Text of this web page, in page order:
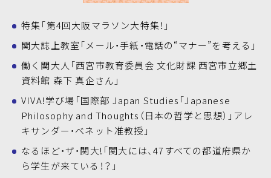
特集「第4回大阪マラソン大特集！」
関大誌上教室「メール・手紙・電話の“マナー”を考える」
働く関大人「西宮市教育委員会 文化財課 西宮市立郷土
資料館 森下 真企さん」
VIVA!学び場「国際部 Japan Studies「Japanese
Philosophy and Thoughts（日本の哲学と思想）」アレ
キサンダー・ベネット准教授」
なるほど・ザ・関大!「関大には、47すべての都道府県か
ら学生が来ている！？」